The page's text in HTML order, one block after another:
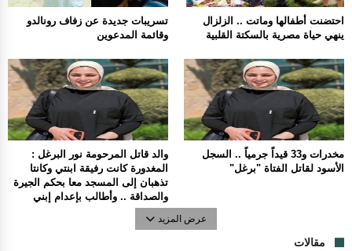
تسريبات جديدة عن زفاف رونالدو
وقائمة المدعوين
احتضنت أطفالها وماتت .. الزلزال
ينهي حياة مصرية بالسكتة القلبية
والد قاتل المرحومة نور البرغل :
المغدورة كانت رفيقة ابنتي وكانتا
تذهبان إلى المسجد معا بحكم الجيرة
والصداقة .. وأطالب بإعدام إبني
مخدرات و33 قيداً جرمياً .. السجل
الأسود لقاتل الفتاة "برغل"
عرض المزيد
مقالات